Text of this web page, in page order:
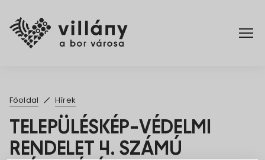
Elérhetőségek
Hírek
Főoldal Hírek
TELEPÜLÉSKÉP-VÉDELMI
RENDELET 4. SZÁMÚ